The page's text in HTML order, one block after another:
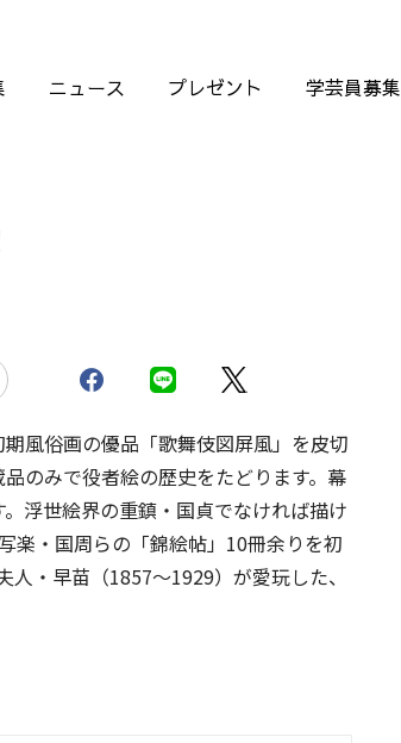
ニュース プレゼント 学芸員募集
風俗画の優品「歌舞伎図屏風」を皮切
のみで役者絵の歴史をたどります。幕
浮世絵界の重鎮・国貞でなければ描け
楽・国周らの「錦絵帖」10冊余りを初
・早苗（1857～1929）が愛玩した、